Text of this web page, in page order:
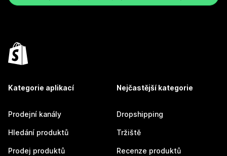
Kategorie aplikací
Prodejní kanály
Hledání produktů
Prodej produktů
Nejčastější kategorie
Dropshipping
Tržiště
Recenze produktů